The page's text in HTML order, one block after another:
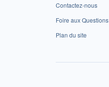
Contactez-nous
Foire aux Questions
Plan du site